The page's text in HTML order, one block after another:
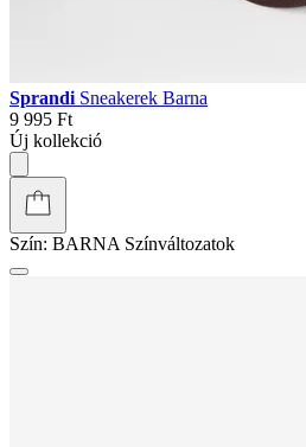
Sprandi Sneakerek Barna
9 995 Ft
Új kollekció
Szín: BARNA Színváltozatok